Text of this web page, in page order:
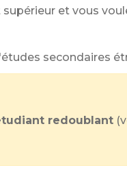
et vous
secondaires
redoublant